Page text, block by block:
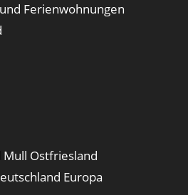
Ferienwohnungen
Mull Ostfriesland
Europa